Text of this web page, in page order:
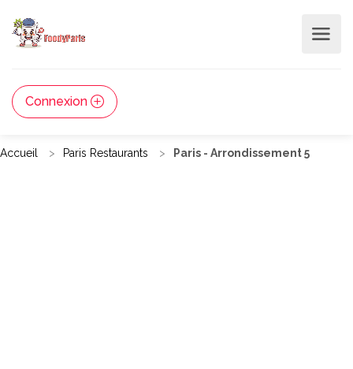
Connexion
Accueil Paris Restaurants Paris - Arrondissement 5